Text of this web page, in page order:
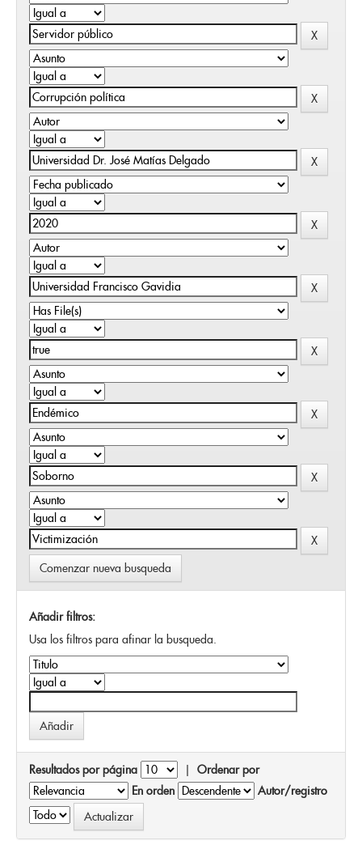
Comenzar nueva busqueda
Añadir filtros:
Usa los filtros para afinar la busqueda.
Resultados por página | Ordenar por
En orden
Autor/registro